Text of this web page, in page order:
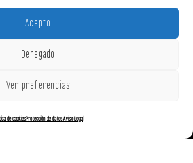
Acepto
Denegado
Ver preferencias
de cookiesProtección de datosAviso Legal